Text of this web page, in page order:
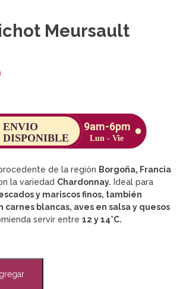
Meursault
de la región Borgoña, Francia
la variedad Chardonnay. Ideal para
y mariscos finos, también
carnes blancas, aves en salsa y quesos
servir entre 12 y 14°C.